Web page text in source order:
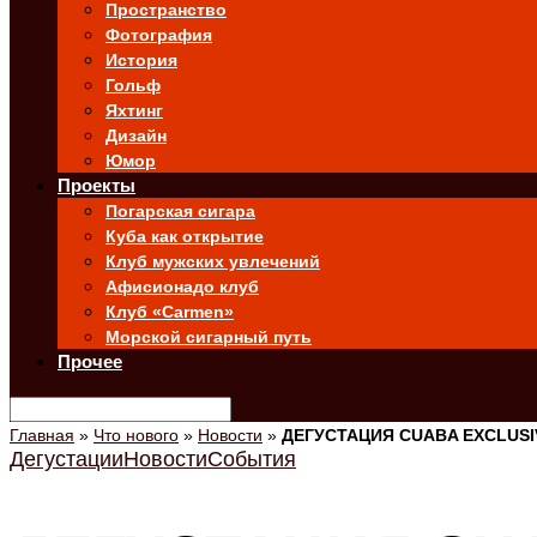
Пространство
Фотография
История
Гольф
Яхтинг
Дизайн
Юмор
Проекты
Погарская сигара
Куба как открытие
Клуб мужских увлечений
Афисионадо клуб
Клуб «Carmen»
Морской сигарный путь
Прочее
Главная » Что нового » Новости » ДЕГУСТАЦИЯ CUABA
ДегустацииНовостиСобытия